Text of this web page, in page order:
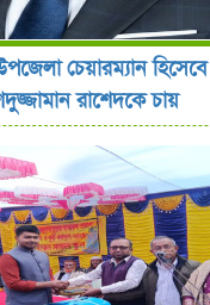
চেয়ারম্যান হিসেবে
রাশেদকে চায়